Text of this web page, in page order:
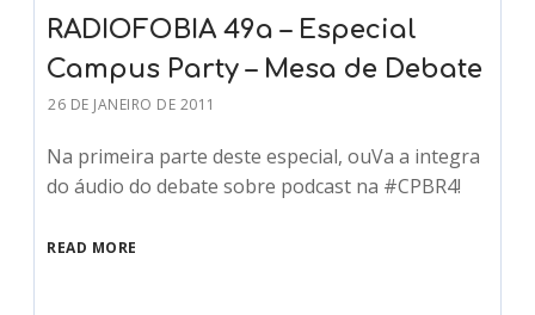
RADIOFOBIA 49a – Especial
Campus Party – Mesa de Debate
26 DE JANEIRO DE 2011
Na primeira parte deste especial, ouVa a integra
do áudio do debate sobre podcast na #CPBR4!
READ MORE